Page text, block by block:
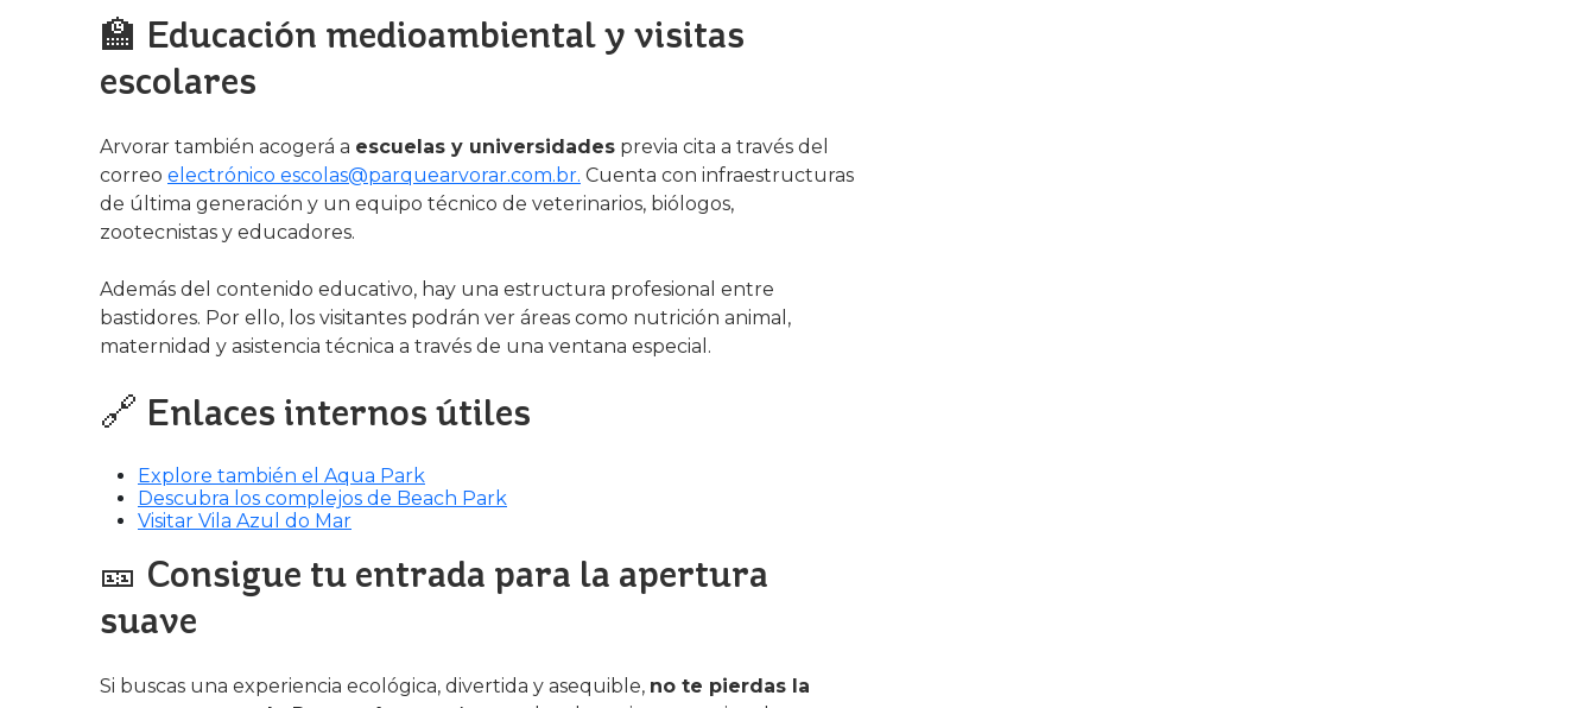
🏫 Educación medioambiental y visitas
escolares
Arvorar también acogerá a escuelas y universidades previa cita a través del
correo electrónico escolas@parquearvorar.com.br. Cuenta con infraestructuras
de última generación y un equipo técnico de veterinarios, biólogos,
zootecnistas y educadores.
Además del contenido educativo, hay una estructura profesional entre
bastidores. Por ello, los visitantes podrán ver áreas como nutrición animal,
maternidad y asistencia técnica a través de una ventana especial.
🔗 Enlaces internos útiles
Explore también el Aqua Park
Descubra los complejos de Beach Park
Visitar Vila Azul do Mar
🎫 Consigue tu entrada para la apertura
suave
Si buscas una experiencia ecológica, divertida y asequible, no te pierdas la